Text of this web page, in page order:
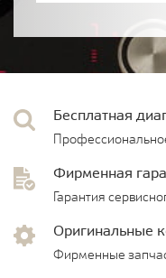
Бесплатная
Фирменная
Гарантия
Оригинальные
Фирменные